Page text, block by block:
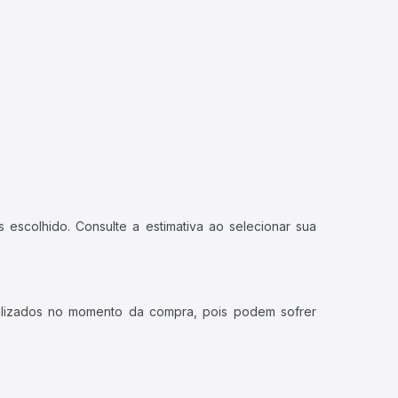
Consulte a estimativa ao selecionar sua
no momento da compra, pois podem sofrer